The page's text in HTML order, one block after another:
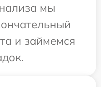
мы
и займемся